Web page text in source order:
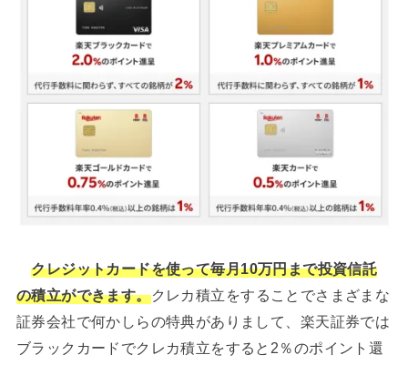
クレジットカードを使って毎月10万円まで投資信託
の積立ができます。クレカ積立をすることでさまざまな
証券会社で何かしらの特典がありまして、楽天証券では
ブラックカードでクレカ積立をすると2％のポイント還